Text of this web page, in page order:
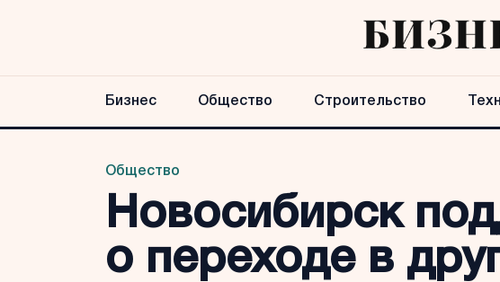
Бизнес Общество Строительство
Общество
Новосибирск
о переходе в